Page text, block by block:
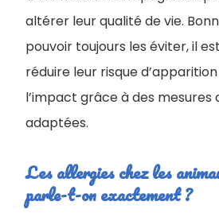
altérer leur qualité de vie.
pouvoir toujours les éviter, il
réduire leur risque
l’impact grâce à des
adaptées.
Les allergies chez les
parle-t-on exactement ?